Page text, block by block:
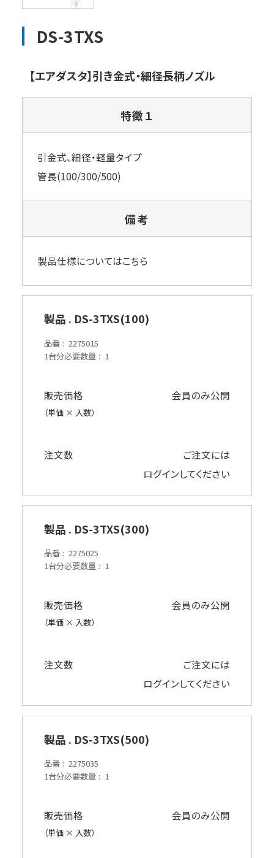
DS-3TXS
【エアダスタ】引き金式・細径長柄ノズル
特徴１
引金式、細径・軽量タイプ
管長(100/300/500)
備考
製品仕様についてはこちら
製品 . DS-3TXS(100)
品番
2275015
1台分必要数量
1
販売価格
（単価 × 入数）
会員のみ公開
注文数
ご注文には
ログインしてください
製品 . DS-3TXS(300)
品番
2275025
1台分必要数量
1
販売価格
（単価 × 入数）
会員のみ公開
注文数
ご注文には
ログインしてください
製品 . DS-3TXS(500)
品番
2275035
1台分必要数量
1
販売価格
（単価 × 入数）
会員のみ公開